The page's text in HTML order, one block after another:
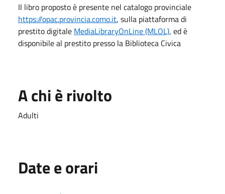
Il libro proposto è presente nel catalogo provinciale
https://opac.provincia.como.it, sulla piattaforma di
prestito digitale MediaLibraryOnLine (MLOL), ed è
disponibile al prestito presso la Biblioteca Civica
A chi è rivolto
Adulti
Date e orari